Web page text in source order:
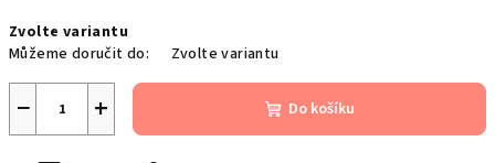
cena:
Zvolte variantu
Můžeme doručit do:
Zvolte variantu
+
− Do košíku